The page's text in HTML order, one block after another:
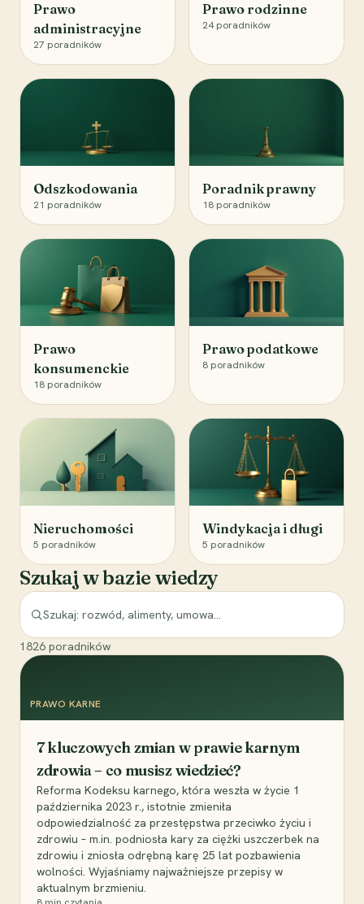
Prawo
administracyjne
27 poradników
Prawo rodzinne
24 poradników
Odszkodowania
21 poradników
Poradnik prawny
18 poradników
Prawo
konsumenckie
18 poradników
Prawo podatkowe
8 poradników
Nieruchomości
5 poradników
Windykacja i długi
5 poradników
Szukaj w bazie wiedzy
1826 poradników
PRAWO KARNE
7 kluczowych zmian w prawie karnym
zdrowia – co musisz wiedzieć?
Reforma Kodeksu karnego, która weszła w życie 1
października 2023 r., istotnie zmieniła
odpowiedzialność za przestępstwa przeciwko życiu i
zdrowiu – m.in. podniosła kary za ciężki uszczerbek na
zdrowiu i zniosła odrębną karę 25 lat pozbawienia
wolności. Wyjaśniamy najważniejsze przepisy w
aktualnym brzmieniu.